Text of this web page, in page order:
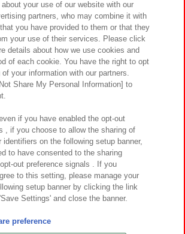
サステナビリティ サイトポリシー
ー ウェブアクセシビリティ方針と検証結果
まとともに
ト対応方針 よくあるご質問・お問い合わせ
©Bandai Namco Amusement Inc.
©Bandai Namco Amusement Lab Inc.
your use of our website with our
partners, who may combine it with
you have provided to them or that they
your use of their services. Please click
details about how we use cookies and
of each cookie. You have the right to opt
your information with our partners.
Share My Personal Information] to
if you have enabled the opt-out
, if you choose to allow the sharing of
identifiers on the following setup banner,
to have consented to the sharing
out preference signals . If you
to this setting, please manage your
setup banner by clicking the link
Settings' and close the banner.
preference